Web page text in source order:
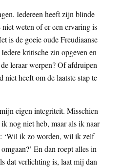
Iedereen heeft zijn blinde
weten of er een ervaring is
is de goeie oude Freudiaanse
kritische zin opgeven en
leraar werpen? Of afdruipen
heeft om de laatste stap te
eigen integriteit. Misschien
nog niet heb, maar als ik naar
‘Wil ik zo worden, wil ik zelf
En dan roept alles in
dat verlichting is, laat mij dan